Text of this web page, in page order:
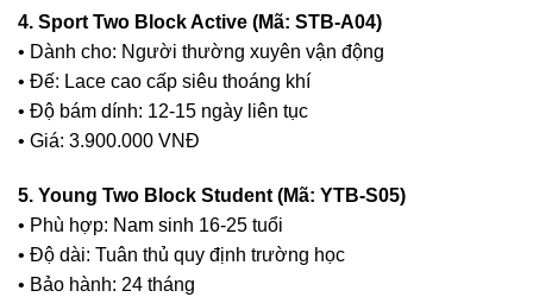
4. Sport Two Block Active (Mã: STB-A04)
• Dành cho: Người thường xuyên vận động
• Đế: Lace cao cấp siêu thoáng khí
• Độ bám dính: 12-15 ngày liên tục
• Giá: 3.900.000 VNĐ
5. Young Two Block Student (Mã: YTB-S05)
• Phù hợp: Nam sinh 16-25 tuổi
• Độ dài: Tuân thủ quy định trường học
• Bảo hành: 24 tháng